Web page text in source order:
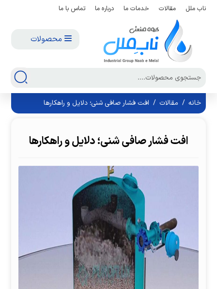
محصولات
ناب ملل مقالات خدمات ما درباره ما تماس با ما
خانه / مقالات / افت فشار صافی شنی؛ دلایل و راهکارها
افت فشار صافی شنی؛ دلایل و راهکارها